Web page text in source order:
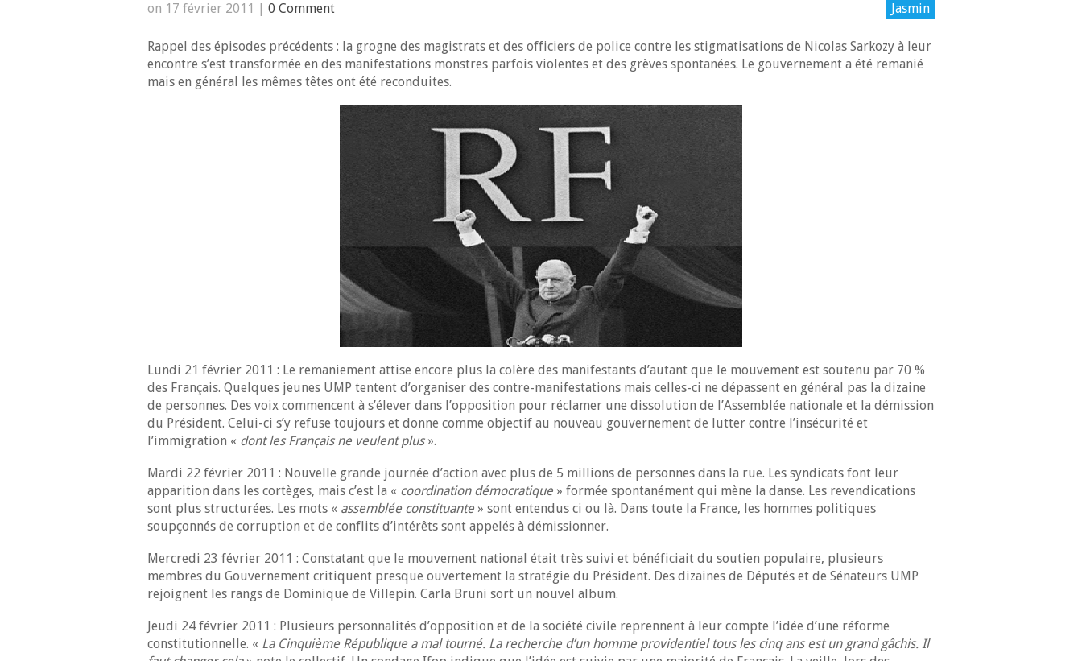
on 17 février 2011 | 0 Comment Jasmin
Rappel des épisodes précédents : la grogne des magistrats et des officiers de police contre les stigmatisations de Nicolas Sarkozy à leur
encontre s’est transformée en des manifestations monstres parfois violentes et des grèves spontanées. Le gouvernement a été remanié
mais en général les mêmes têtes ont été reconduites.
Lundi 21 février 2011 : Le remaniement attise encore plus la colère des manifestants d’autant que le mouvement est soutenu par 70 %
des Français. Quelques jeunes UMP tentent d’organiser des contre-manifestations mais celles-ci ne dépassent en général pas la dizaine
de personnes. Des voix commencent à s’élever dans l’opposition pour réclamer une dissolution de l’Assemblée nationale et la démission
du Président. Celui-ci s’y refuse toujours et donne comme objectif au nouveau gouvernement de lutter contre l’insécurité et
l’immigration « dont les Français ne veulent plus».
Mardi 22 février 2011 : Nouvelle grande journée d’action avec plus de 5 millions de personnes dans la rue. Les syndicats font leur
apparition dans les cortèges, mais c’est la « coordination démocratique » formée spontanément qui mène la danse. Les revendications
sont plus structurées. Les mots « assemblée constituante » sont entendus ci ou là. Dans toute la France, les hommes politiques
soupçonnés de corruption et de conflits d’intérêts sont appelés à démissionner.
Mercredi 23 février 2011 : Constatant que le mouvement national était très suivi et bénéficiait du soutien populaire, plusieurs
membres du Gouvernement critiquent presque ouvertement la stratégie du Président. Des dizaines de Députés et de Sénateurs UMP
rejoignent les rangs de Dominique de Villepin. Carla Bruni sort un nouvel album.
Jeudi 24 février 2011 : Plusieurs personnalités d’opposition et de la société civile reprennent à leur compte l’idée d’une réforme
constitutionnelle. « La Cinquième République a mal tourné. La recherche d’un homme providentiel tous les cinq ans est un grand gâchis. Il